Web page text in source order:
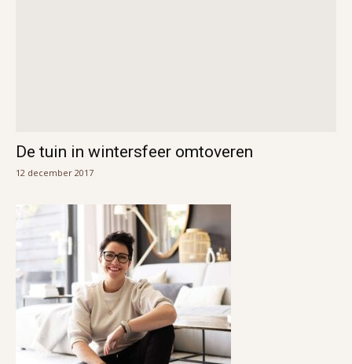
De tuin in wintersfeer omtoveren
12 december 2017